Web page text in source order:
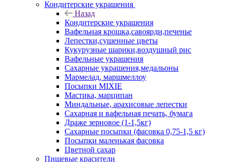
Кондитерские украшения
Назад
Кондитерские украшения
Вафельная крошка,савоярди,печенье
Лепестки,сушенные цветы
Кукурузные шарики,воздушный рис
Вафельные украшения
Сахарные украшения,медальоны
Мармелад, маршмеллоу
Посыпки MIXIE
Мастика, марципан
Миндальные, арахисовые лепестки
Сахарная и вафельная печать, бумага
Драже зерновое (1-1,5кг)
Сахарные посыпки (фасовка 0,75-1,5 кг)
Посыпки маленькая фасовка
Цветной сахар
Пищевые красители